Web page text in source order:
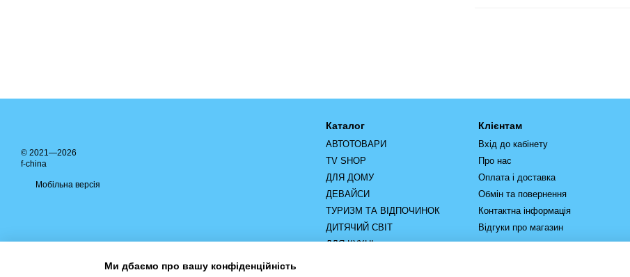
© 2021—2026
f-china
Мобільна версія
Каталог
АВТОТОВАРИ
TV SHOP
ДЛЯ ДОМУ
ДЕВАЙСИ
ТУРИЗМ ТА ВІДПОЧИНОК
ДИТЯЧИЙ СВІТ
ДЛЯ КУХНІ
Клієнтам
Вхід до кабінету
Про нас
Оплата і доставка
Обмін та повернення
Контактна інформація
Відгуки про магазин
Ми дбаємо про вашу конфіденційність